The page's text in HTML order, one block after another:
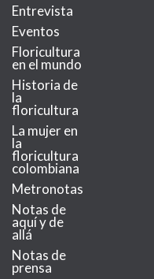
Entrevista
Eventos
Floricultura
en el mundo
Historia de
la
floricultura
La mujer en
la
floricultura
colombiana
Metronotas
Notas de
aquí y de
allá
Notas de
prensa